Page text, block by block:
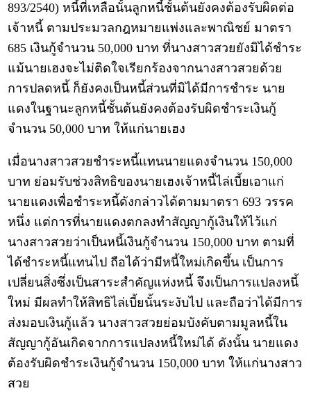
893/2540) หนี้ที่เหลือนั้นลูกหนี้ชั้นต้นยังคงต้องรับผิดต่อ
เจ้าหนี้ ตามประมวลกฎหมายแพ่งและพาณิชย์ มาตรา
685 เงินกู้จำนวน 50,000 บาท ที่นางสาวสวยยังมิได้ชำระ
แม้นายเฮงจะไม่ติดใจเรียกร้องจากนางสาวสวยด้วย
การปลดหนี้ ก็ยังคงเป็นหนี้ส่วนที่มิได้มีการชำระ นาย
แดงในฐานะลูกหนี้ชั้นต้นยังคงต้องรับผิดชำระเงินกู้
จำนวน 50,000 บาท ให้แก่นายเฮง
เมื่อนางสาวสวยชำระหนี้แทนนายแดงจำนวน 150,000
บาท ย่อมรับช่วงสิทธิของนายเฮงเจ้าหนี้ไล่เบี้ยเอาแก่
นายแดงเพื่อชำระหนี้ดังกล่าวได้ตามมาตรา 693 วรรค
หนึ่ง แต่การที่นายแดงตกลงทำสัญญากู้เงินให้ไว้แก่
นางสาวสวยว่าเป็นหนี้เงินกู้จำนวน 150,000 บาท ตามที่
ได้ชำระหนี้แทนไป ถือได้ว่ามีหนี้ใหม่เกิดขึ้น เป็นการ
เปลี่ยนสิ่งซึ่งเป็นสาระสำคัญแห่งหนี้ จึงเป็นการแปลงหนี้
ใหม่ มีผลทำให้สิทธิไล่เบี้ยนั้นระงับไป และถือว่าได้มีการ
ส่งมอบเงินกู้แล้ว นางสาวสวยย่อมบังคับตามมูลหนี้ใน
สัญญากู้อันเกิดจากการแปลงหนี้ใหม่ได้ ดังนั้น นายแดง
ต้องรับผิดชำระเงินกู้จำนวน 150,000 บาท ให้แก่นางสาว
สวย